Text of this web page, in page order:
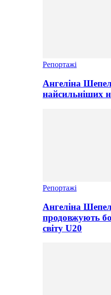
Репортажі
Ангеліна
найсильніших
Репортажі
Ангеліна
продовжують
світу U20